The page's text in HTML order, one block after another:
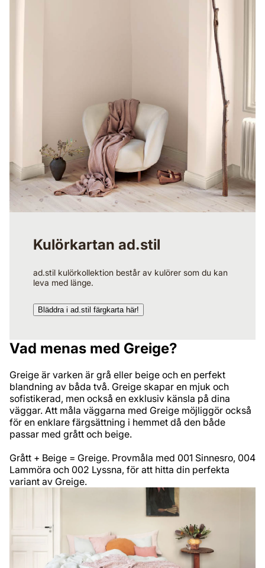
Kulörkartan ad.stil
ad.stil kulörkollektion består av kulörer som du kan
leva med länge.
Bläddra i ad.stil färgkarta här!
Vad menas med Greige?
Greige är varken är grå eller beige och en perfekt
blandning av båda två. Greige skapar en mjuk och
sofistikerad, men också en exklusiv känsla på dina
väggar. Att måla väggarna med Greige möjliggör också
för en enklare färgsättning i hemmet då den både
passar med grått och beige.
Grått + Beige = Greige. Provmåla med 001 Sinnesro, 004
Lammöra och 002 Lyssna, för att hitta din perfekta
variant av Greige.